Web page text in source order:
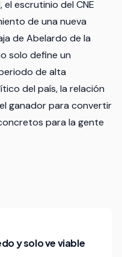
el escrutinio del CNE
de una nueva
de Abelardo de la
solo define un
de alta
del país, la relación
ganador para convertir
para la gente
y solo ve viable